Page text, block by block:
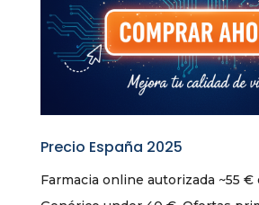
Precio España 2025
Farmacia online autorizada ~55 €